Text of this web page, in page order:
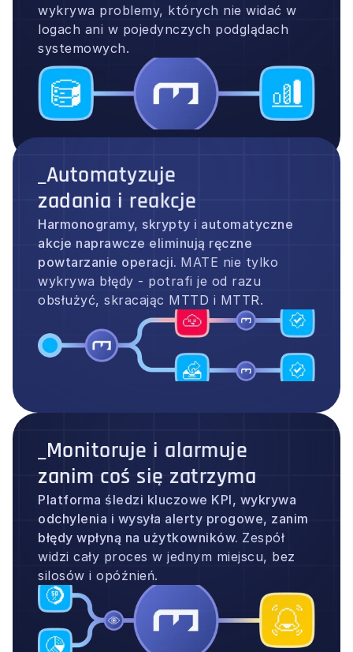
wykrywa problemy, których nie widać w
logach ani w pojedynczych podglądach
systemowych.
_Automatyzuje
zadania i reakcje
Harmonogramy, skrypty i automatyczne
akcje naprawcze eliminują ręczne
powtarzanie operacji. MATE nie tylko
wykrywa błędy - potrafi je od razu
obsłużyć, skracając MTTD i MTTR.
_Monitoruje i alarmuje
zanim coś się zatrzyma
Platforma śledzi kluczowe KPI, wykrywa
odchylenia i wysyła alerty progowe, zanim
błędy wpłyną na użytkowników. Zespół
widzi cały proces w jednym miejscu, bez
silosów i opóźnień.